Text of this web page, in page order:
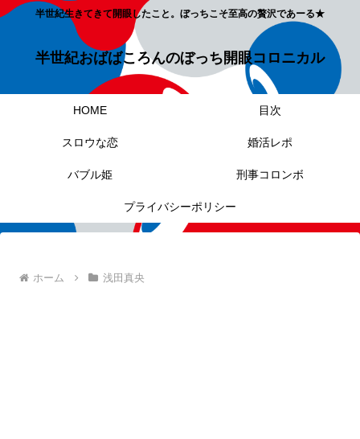
半世紀生きてきて開眼したこと。ぼっちこそ至高の贅沢であーる★
半世紀おばばころんのぼっち開眼コロニカル
HOME 目次
スロウな恋 婚活レポ
バブル姫 刑事コロンボ
プライバシーポリシー
ホーム 浅田真央